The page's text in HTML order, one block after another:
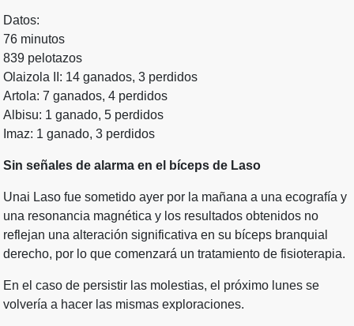
Datos:
76 minutos
839 pelotazos
Olaizola II: 14 ganados, 3 perdidos
Artola: 7 ganados, 4 perdidos
Albisu: 1 ganado, 5 perdidos
Imaz: 1 ganado, 3 perdidos
Sin señales de alarma en el bíceps de Laso
Unai Laso fue sometido ayer por la mañana a una ecografía y
una resonancia magnética y los resultados obtenidos no
reflejan una alteración significativa en su bíceps branquial
derecho, por lo que comenzará un tratamiento de fisioterapia.
En el caso de persistir las molestias, el próximo lunes se
volvería a hacer las mismas exploraciones.